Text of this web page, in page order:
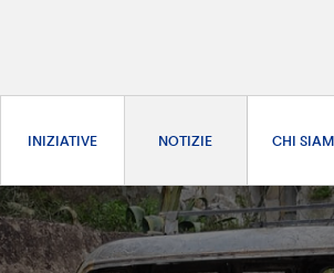
INIZIATIVE NOTIZIE CHI